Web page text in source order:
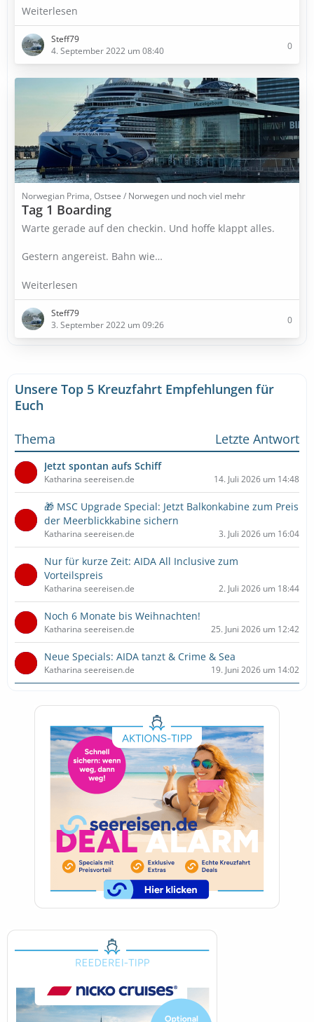
Weiterlesen
Steff79
4. September 2022 um 08:40
0
Norwegian Prima, Ostsee / Norwegen und noch viel mehr
Tag 1 Boarding
Warte gerade auf den checkin. Und hoffe klappt alles.
Gestern angereist. Bahn wie…
Weiterlesen
Steff79
3. September 2022 um 09:26
0
Unsere Top 5 Kreuzfahrt Empfehlungen für
Euch
Thema
Letzte Antwort
Jetzt spontan aufs Schiff
Katharina seereisen.de 14. Juli 2026 um 14:48
🎁 MSC Upgrade Special: Jetzt Balkonkabine zum Preis
der Meerblickkabine sichern
Katharina seereisen.de 3. Juli 2026 um 16:04
Nur für kurze Zeit: AIDA All Inclusive zum
Vorteilspreis
Katharina seereisen.de 2. Juli 2026 um 18:44
Noch 6 Monate bis Weihnachten!
Katharina seereisen.de 25. Juni 2026 um 12:42
Neue Specials: AIDA tanzt & Crime & Sea
Katharina seereisen.de 19. Juni 2026 um 14:02